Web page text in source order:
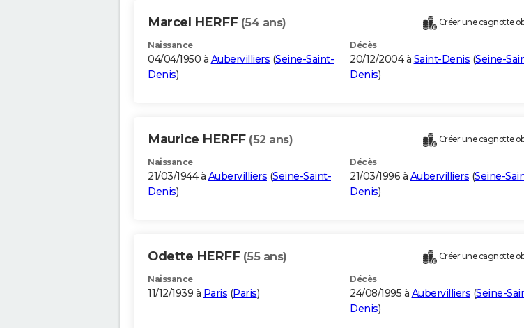
Marcel HERFF (54 ans) Créer une cagnotte
Naissance
04/04/1950 à Aubervilliers (Seine-Saint-
Denis)
Décès
20/12/2004 à Saint-Denis (Seine-
Denis)
Maurice HERFF (52 ans) Créer une cagnotte
Naissance
21/03/1944 à Aubervilliers (Seine-Saint-
Denis)
Décès
21/03/1996 à Aubervilliers (Seine-
Denis)
Odette HERFF (55 ans) Créer une cagnotte
Naissance
11/12/1939 à Paris (Paris)
Décès
24/08/1995 à Aubervilliers (Seine-
Denis)